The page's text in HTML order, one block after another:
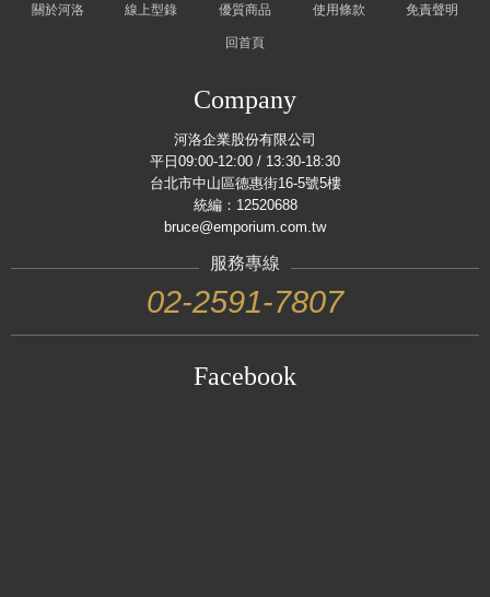
關於河洛 線上型錄 優質商品 使用條款 免責聲明
回首頁
Company
河洛企業股份有限公司
平日09:00-12:00 / 13:30-18:30
台北市中山區德惠街16-5號5樓
統編：12520688
bruce@emporium.com.tw
服務專線
02-2591-7807
Facebook